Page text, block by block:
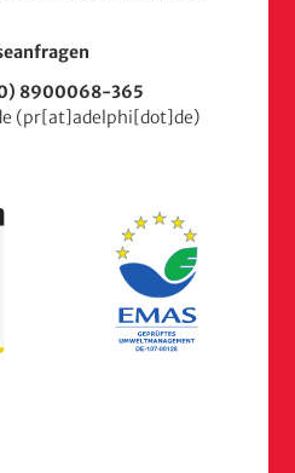
8900068-365
(pr[at]adelphi[dot]de)